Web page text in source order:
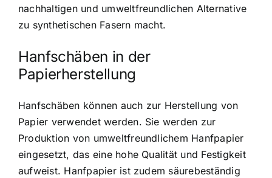
nachhaltigen und umweltfreundlichen Alternative
zu synthetischen Fasern macht.
Hanfschäben in der
Papierherstellung
Hanfschäben können auch zur Herstellung von
Papier verwendet werden. Sie werden zur
Produktion von umweltfreundlichem Hanfpapier
eingesetzt, das eine hohe Qualität und Festigkeit
aufweist. Hanfpapier ist zudem säurebeständig